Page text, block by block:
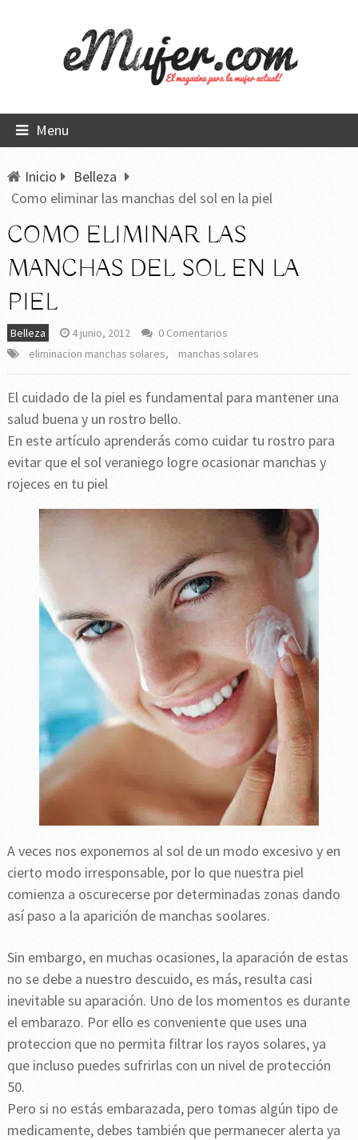
Menu
Inicio
Belleza
Como eliminar las manchas del sol en la piel
COMO ELIMINAR LAS
MANCHAS DEL SOL EN LA
PIEL
Belleza 4 junio, 2012
0 Comentarios
eliminacion manchas solares, manchas solares
El cuidado de la piel es fundamental para mantener una
salud buena y un rostro bello.
En este artículo aprenderás como cuidar tu rostro para
evitar que el sol veraniego logre ocasionar manchas y
rojeces en tu piel
A veces nos exponemos al sol de un modo excesivo y en
cierto modo irresponsable, por lo que nuestra piel
comienza a oscurecerse por determinadas zonas dando
así paso a la aparición de manchas soolares.
Sin embargo, en muchas ocasiones, la aparación de estas
no se debe a nuestro descuido, es más, resulta casi
inevitable su aparación. Uno de los momentos es durante
el embarazo. Por ello es conveniente que uses una
proteccion que no permita filtrar los rayos solares, ya
que incluso puedes sufrirlas con un nivel de protección
50.
Pero si no estás embarazada, pero tomas algún tipo de
medicamente, debes también que permanecer alerta ya